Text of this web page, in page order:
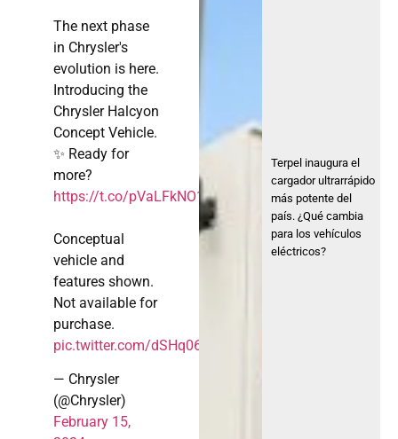
The next phase
in Chrysler's
evolution is here.
Introducing the
Chrysler Halcyon
Concept Vehicle.
✨ Ready for
more?
https://t.co/pVaLFkNO15
Conceptual
vehicle and
features shown.
Not available for
purchase.
pic.twitter.com/dSHq06lF5E
— Chrysler
(@Chrysler)
February 15,
Terpel inaugura el
cargador ultrarrápido
más potente del
país. ¿Qué cambia
para los vehículos
eléctricos?